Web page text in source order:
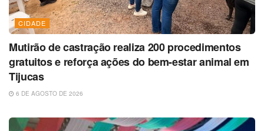
CIDADE
Mutirão de castração realiza 200 procedimentos
gratuitos e reforça ações do bem-estar animal em
Tijucas
6 DE AGOSTO DE 2026